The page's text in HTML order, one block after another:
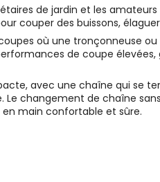
de jardin et les
couper des buissons,
où une tronçonneuse
de coupe
avec une chaîne qui se
changement de chaîne
main confortable et sûre.